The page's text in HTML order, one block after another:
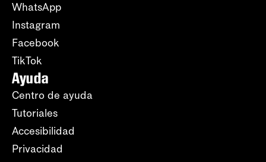
WhatsApp
Instagram
Facebook
TikTok
Ayuda
Centro de ayuda
Tutoriales
Accesibilidad
Privacidad